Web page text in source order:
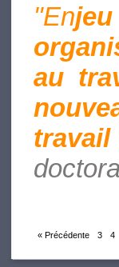
"En
au
« Précédente 3 4